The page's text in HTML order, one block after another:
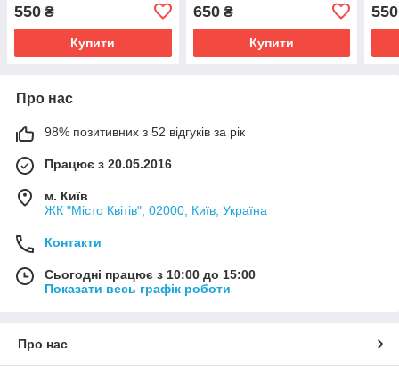
550 ₴
Купити
650₴
Купити
550
Про нас
98% позитивних з 52 відгуків за рік
Працює з 20.05.2016
м. Київ
ЖК "Місто Квітів", 02000, Київ, Україна
Контакти
Сьогодні працює з 10:00 до 15:00
Показати весь графік роботи
Про нас